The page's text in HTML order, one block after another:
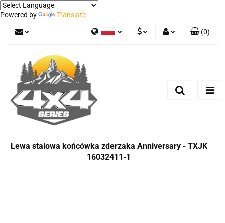
Powered by Translate
German
(0)
Lewa stalowa końcówka zderzaka Anniversary - TXJK
16032411-1